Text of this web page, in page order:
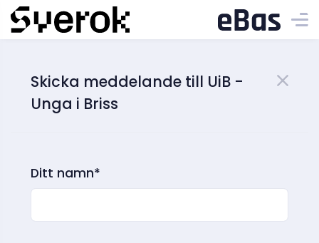
Skicka meddelande till UiB -
Unga i Briss
Ditt namn*